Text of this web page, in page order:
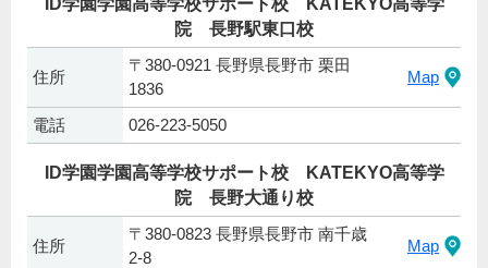
院 長野駅東口校
住所
〒380-0921 長野県長野市 栗田
1836
Map
電話 026-223-5050
ID学園学園高等学校サポート校 KATEKYO高等学
院 長野大通り校
住所
〒380-0823 長野県長野市 南千歳
2-8
Map